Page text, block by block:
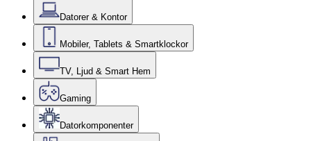
Datorer & Kontor
Mobiler, Tablets & Smartklockor
TV, Ljud & Smart Hem
Gaming
Datorkomponenter